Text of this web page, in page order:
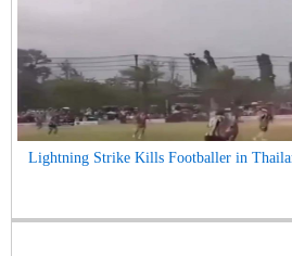
Lightning Strike Kills Footballer in